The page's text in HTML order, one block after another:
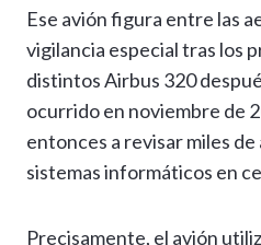
Ese avión figura entre las
vigilancia especial tras los
distintos Airbus 320
ocurrido en noviembre de
entonces a revisar miles
sistemas informáticos en
Precisamente, el avión